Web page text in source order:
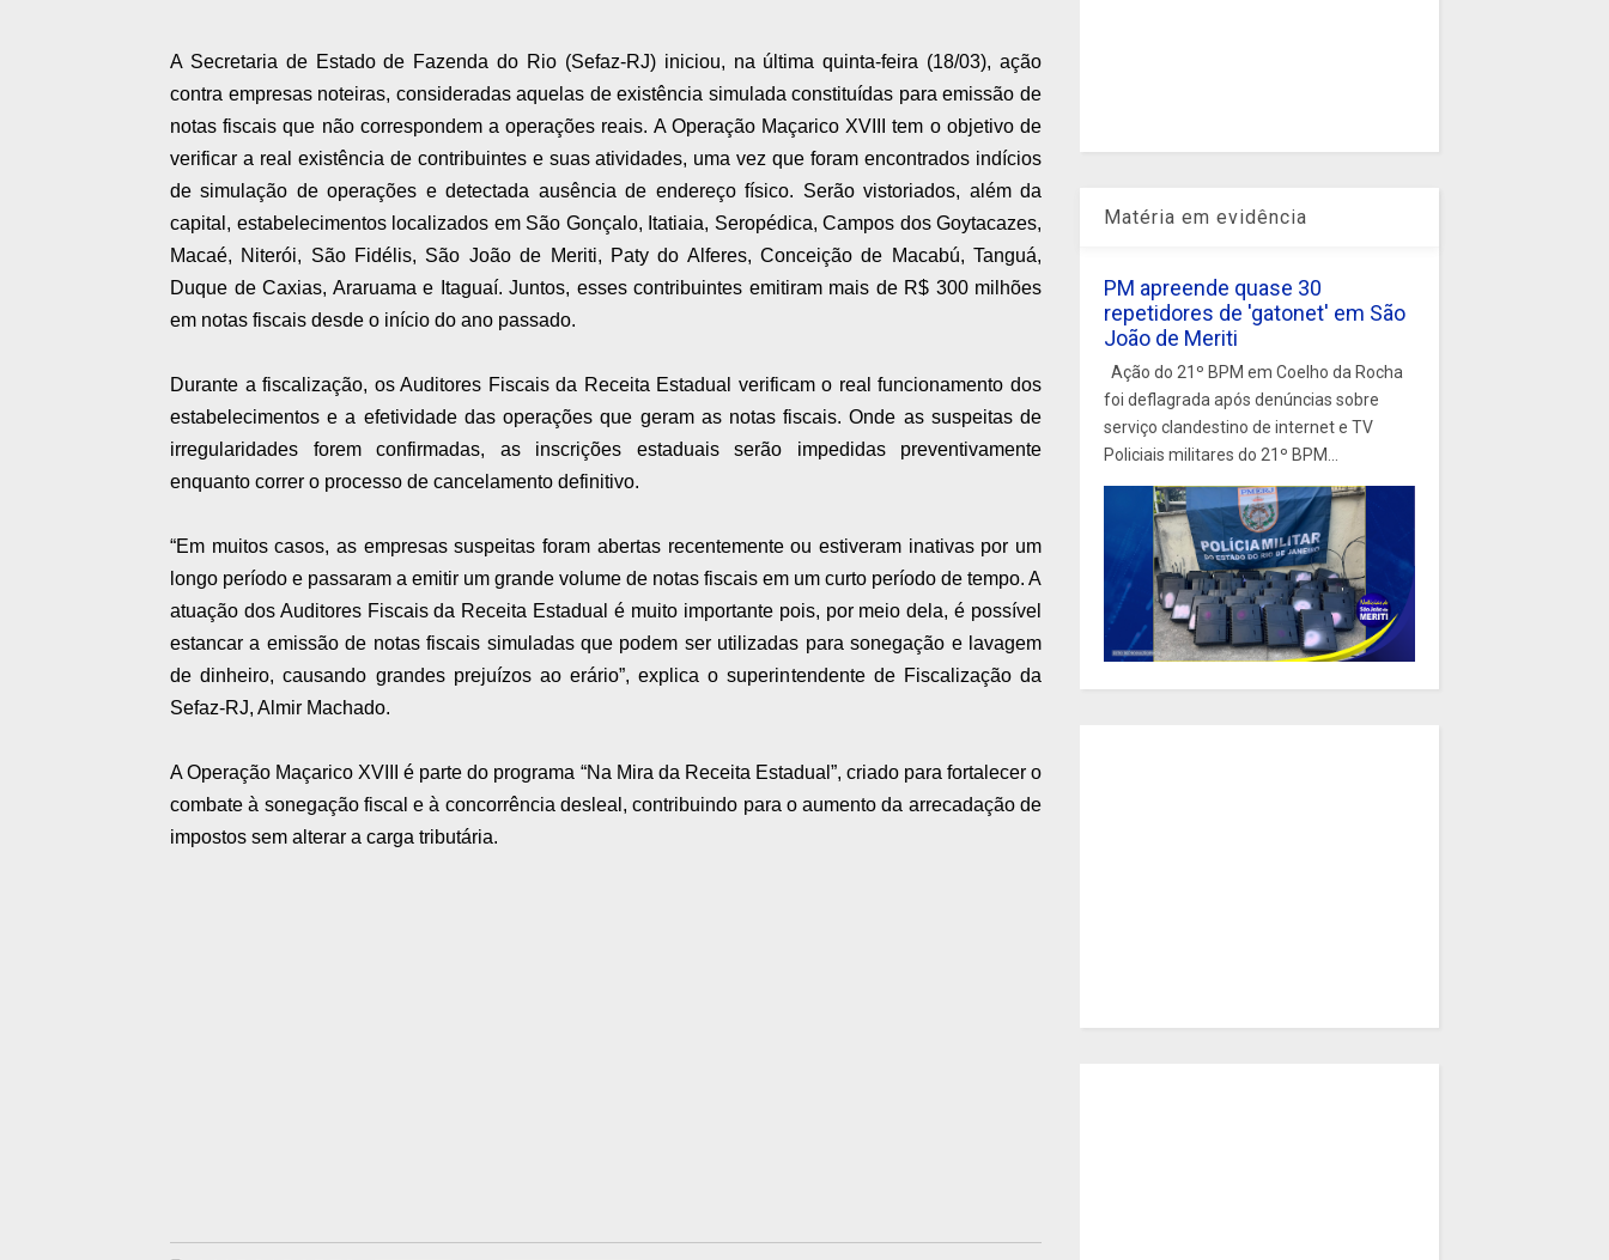
A Secretaria de Estado de Fazenda do Rio (Sefaz-RJ) iniciou, na última quinta-feira (18/03), ação
contra empresas noteiras, consideradas aquelas de existência simulada constituídas para emissão de
notas fiscais que não correspondem a operações reais. A Operação Maçarico XVIII tem o objetivo de
verificar a real existência de contribuintes e suas atividades, uma vez que foram encontrados indícios
de simulação de operações e detectada ausência de endereço físico. Serão vistoriados, além da
capital, estabelecimentos localizados em São Gonçalo, Itatiaia, Seropédica, Campos dos Goytacazes,
Macaé, Niterói, São Fidélis, São João de Meriti, Paty do Alferes, Conceição de Macabú, Tanguá,
Duque de Caxias, Araruama e Itaguaí. Juntos, esses contribuintes emitiram mais de R$ 300 milhões
em notas fiscais desde o início do ano passado.
Durante a fiscalização, os Auditores Fiscais da Receita Estadual verificam o real funcionamento dos
estabelecimentos e a efetividade das operações que geram as notas fiscais. Onde as suspeitas de
irregularidades forem confirmadas, as inscrições estaduais serão impedidas preventivamente
enquanto correr o processo de cancelamento definitivo.
“Em muitos casos, as empresas suspeitas foram abertas recentemente ou estiveram inativas por um
longo período e passaram a emitir um grande volume de notas fiscais em um curto período de tempo. A
atuação dos Auditores Fiscais da Receita Estadual é muito importante pois, por meio dela, é possível
estancar a emissão de notas fiscais simuladas que podem ser utilizadas para sonegação e lavagem
de dinheiro, causando grandes prejuízos ao erário”, explica o superintendente de Fiscalização da
Sefaz-RJ, Almir Machado.
A Operação Maçarico XVIII é parte do programa “Na Mira da Receita Estadual”, criado para fortalecer o
combate à sonegação fiscal e à concorrência desleal, contribuindo para o aumento da arrecadação de
impostos sem alterar a carga tributária.
Matéria em evidência
PM apreende quase 30
repetidores de 'gatonet' em São
João de Meriti
Ação do 21º BPM em Coelho da Rocha
foi deflagrada após denúncias sobre
serviço clandestino de internet e TV
Policiais militares do 21º BPM...